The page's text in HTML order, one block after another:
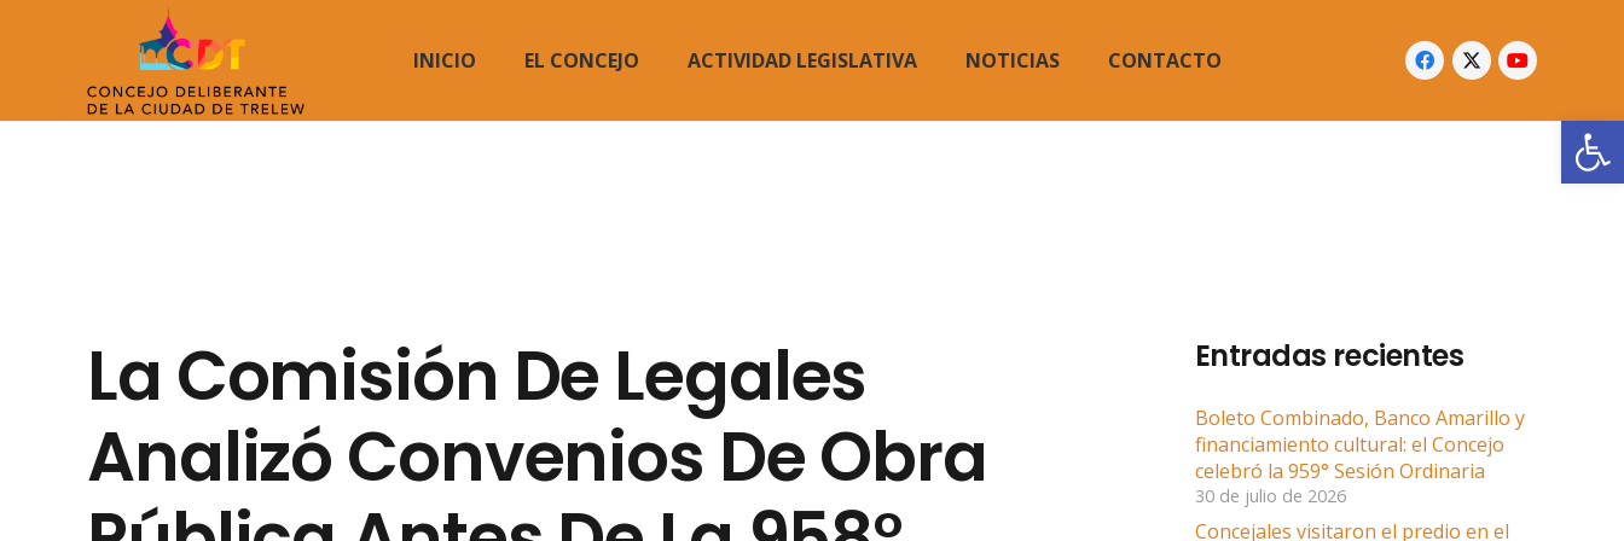
INICIO EL CONCEJO ACTIVIDAD LEGISLATIVA NOTICIAS CONTACTO
La Comisión De Legales
Analizó Convenios De Obra
Entradas recientes
Boleto Combinado, Banco Amarillo y
financiamiento cultural: el Concejo
celebró la 959° Sesión Ordinaria
30 de julio de 2026
Concejales visitaron el predio en el